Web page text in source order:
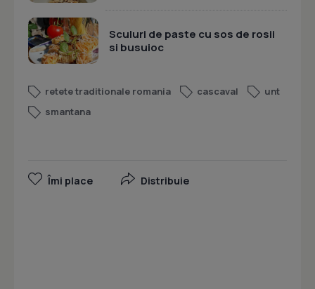
Sculuri de paste cu sos de rosii
si busuioc
retete traditionale romania cascaval
unt
smantana
Îmi place Distribuie